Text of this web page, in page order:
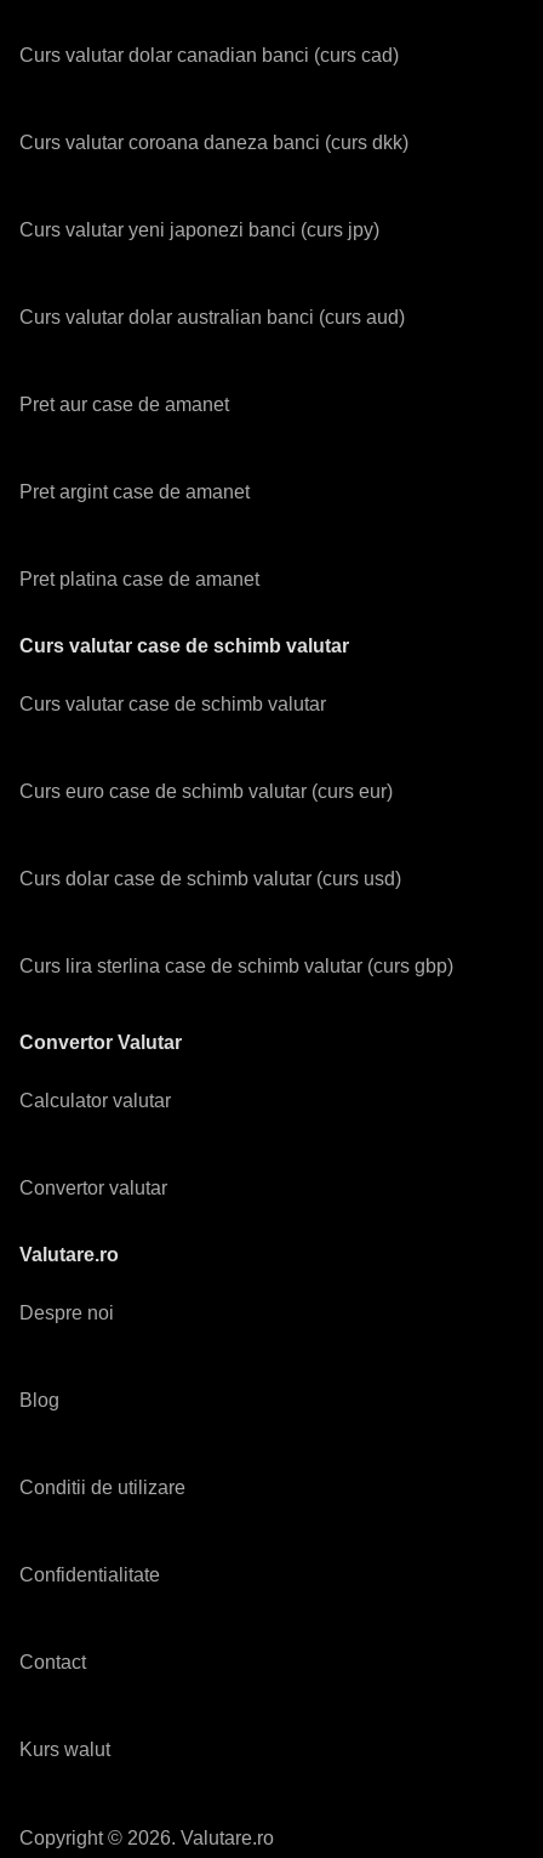
Curs valutar dolar canadian banci (curs cad)
Curs valutar coroana daneza banci (curs dkk)
Curs valutar yeni japonezi banci (curs jpy)
Curs valutar dolar australian banci (curs aud)
Pret aur case de amanet
Pret argint case de amanet
Pret platina case de amanet
Curs valutar case de schimb valutar
Curs valutar case de schimb valutar
Curs euro case de schimb valutar (curs eur)
Curs dolar case de schimb valutar (curs usd)
Curs lira sterlina case de schimb valutar (curs gbp)
Convertor Valutar
Calculator valutar
Convertor valutar
Valutare.ro
Despre noi
Blog
Conditii de utilizare
Confidentialitate
Contact
Kurs walut
Copyright © 2026. Valutare.ro